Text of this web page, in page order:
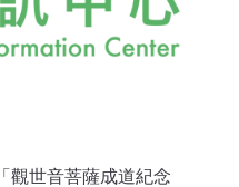
指
觀世音菩薩成道紀念